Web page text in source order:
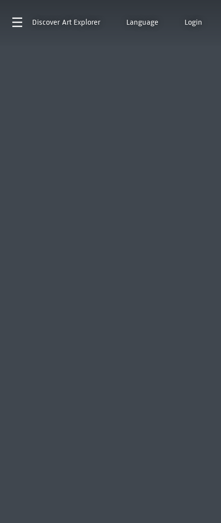
Discover Art Explorer Language Login